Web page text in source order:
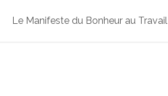
Le Manifeste du Bonheur au Travail